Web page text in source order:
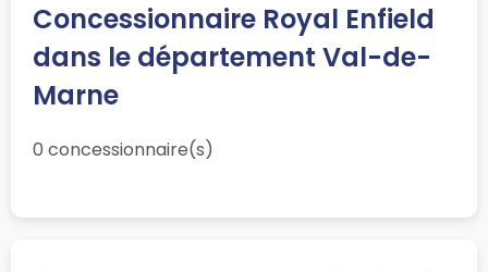
Concessionnaire Royal Enfield
dans le département Val-de-
Marne
0 concessionnaire(s)